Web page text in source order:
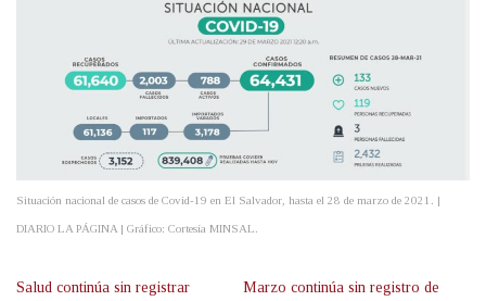
Situación nacional de casos de Covid-19 en El Salvador, hasta el 28 de marzo de 2021. |
DIARIO LA PÁGINA | Gráfico: Cortesía MINSAL.
Salud continúa sin registrar
Marzo continúa sin registro de